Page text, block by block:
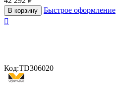
В корзину
Быстрое оформление

Код:TD306020